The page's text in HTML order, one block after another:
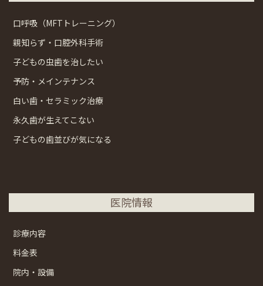
口呼吸（MFTトレーニング）
親知らず・口腔外科手術
子どもの虫歯を治したい
予防・メインテナンス
白い歯・セラミック治療
永久歯が生えてこない
子どもの歯並びが気になる
医院情報
診療内容
料金表
院内・設備